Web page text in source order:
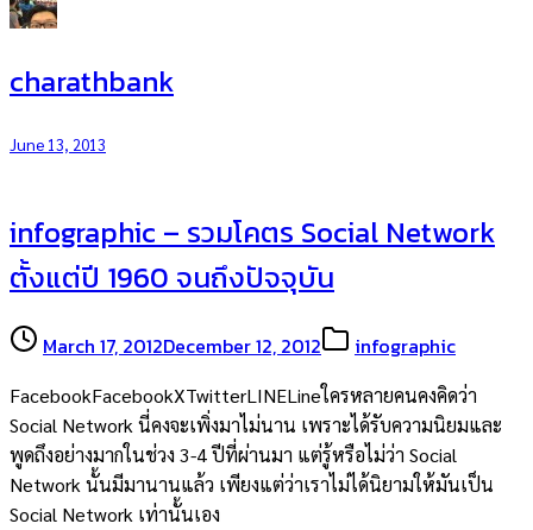
charathbank
June 13, 2013
infographic – รวมโคตร Social Network
ตั้งแต่ปี 1960 จนถึงปัจจุบัน
March 17, 2012December 12, 2012 infographic
FacebookFacebookXTwitterLINELineใครหลายคนคงคิดว่า
Social Network นี่คงจะเพิ่งมาไม่นาน เพราะได้รับความนิยมและ
พูดถึงอย่างมากในช่วง 3-4 ปีที่ผ่านมา แต่รู้หรือไม่ว่า Social
Network นั้นมีมานานแล้ว เพียงแต่ว่าเราไม่ได้นิยามให้มันเป็น
Social Network เท่านั้นเอง